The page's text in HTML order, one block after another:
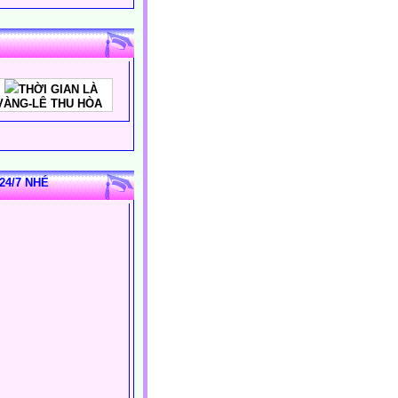
THỜI GIAN LÀ
LÊ THU HÒA
7 NHÉ